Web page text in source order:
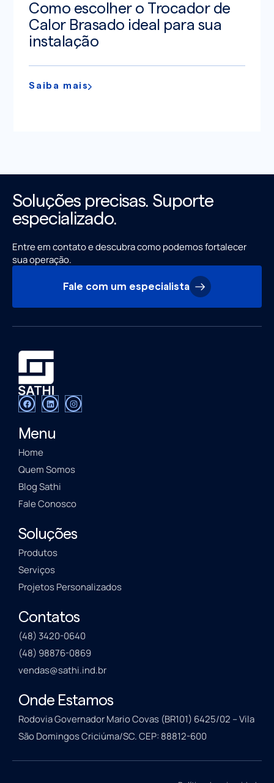
Como escolher o Trocador de
Calor Brasado ideal para sua
instalação
Saiba mais
Soluções precisas. Suporte
especializado.
Entre em contato e descubra como podemos fortalecer
sua operação.
Fale com um especialista
Menu
Home
Quem Somos
Blog Sathi
Fale Conosco
Soluções
Produtos
Serviços
Projetos Personalizados
Contatos
(48) 3420-0640
(48) 98876-0869
vendas@sathi.ind.br
Onde Estamos
Rodovia Governador Mario Covas (BR101) 6425/02 – Vila
São Domingos Criciúma/SC. CEP: 88812-600